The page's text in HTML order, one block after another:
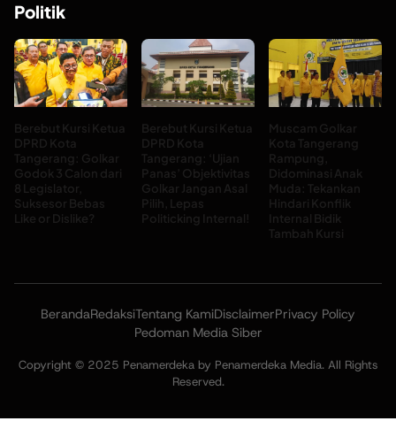
Politik
Berebut Kursi Ketua
DPRD Kota
Tangerang: Golkar
Godok 3 Calon dari
8 Legislator,
Suksesor Bebas
Like or Dislike?
Berebut Kursi Ketua
DPRD Kota
Tangerang: ‘Ujian
Panas’ Objektivitas
Golkar Jangan Asal
Pilih, Lepas
Politicking Internal!
Muscam Golkar
Kota Tangerang
Rampung,
Didominasi Anak
Muda: Tekankan
Hindari Konflik
Internal Bidik
Tambah Kursi
BerandaRedaksiTentang KamiDisclaimerPrivacy Policy
Pedoman Media Siber
Copyright © 2025 Penamerdeka by Penamerdeka Media. All Rights
Reserved.